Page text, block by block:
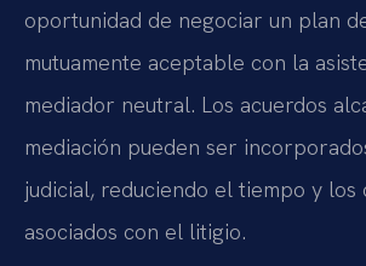
oportunidad de negociar un plan
mutuamente aceptable con la
mediador neutral. Los acuerdos
mediación pueden ser
judicial, reduciendo el tiempo y los
asociados con el litigio.